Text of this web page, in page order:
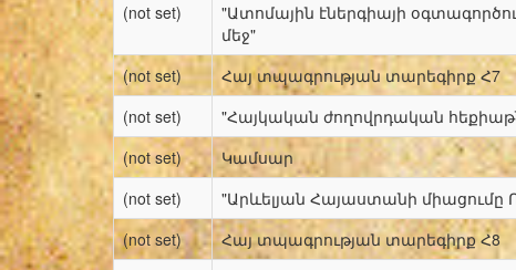
(not set)
"Ատոմային էներգիայի
մեջ"
(not set) Հայ տպագրության տարեգիրք Հ7
(not set)
"Հայկական ժողովրդական
(not set)
Կամսար
(not set)
"Արևելյան Հայաստանի միացումը
(not set)
Հայ տպագրության տարեգիրք Հ8